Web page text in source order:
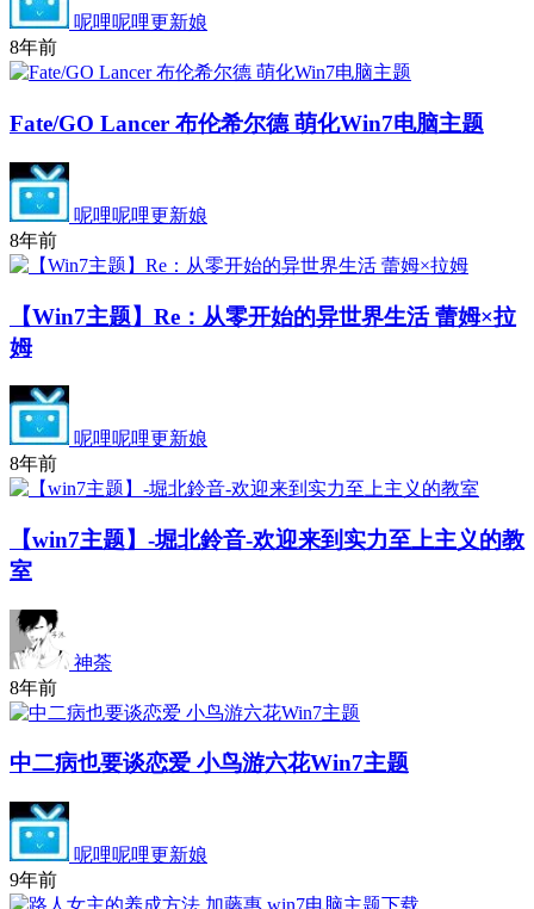
呢哩呢哩更新娘
8年前
Fate/GO Lancer 布伦希尔德 萌化Win7电脑主题
呢哩呢哩更新娘
8年前
【Win7主题】Re：从零开始的异世界生活 蕾姆×拉
姆
呢哩呢哩更新娘
8年前
【win7主题】-堀北鈴音-欢迎来到实力至上主义的教
室
神荼
8年前
中二病也要谈恋爱 小鸟游六花Win7主题
呢哩呢哩更新娘
9年前